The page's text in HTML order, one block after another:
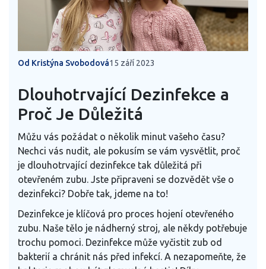
Od Kristýna Svobodová15 září 2023
Dlouhotrvající Dezinfekce a
Proč Je Důležitá
Můžu vás požádat o několik minut vašeho času?
Nechci vás nudit, ale pokusím se vám vysvětlit, proč
je dlouhotrvající dezinfekce tak důležitá při
otevřeném zubu. Jste připraveni se dozvědět vše o
dezinfekci? Dobře tak, jdeme na to!
Dezinfekce je klíčová pro proces hojení otevřeného
zubu. Naše tělo je nádherný stroj, ale někdy potřebuje
trochu pomoci. Dezinfekce může vyčistit zub od
bakterií a chránit nás před infekcí. A nezapomeňte, že